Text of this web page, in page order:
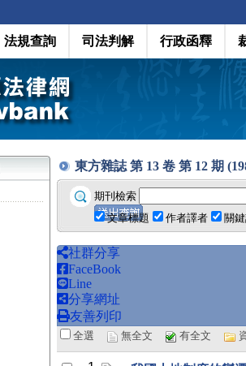
法規查詢 司法判解 行政函釋
東方雜誌 第 13 卷 第 12 期
期刊檢索
文章標題
作者譯者 關
社群分享
FaceBook
Line
分享網址
友善列印
全選 無全文 有全文